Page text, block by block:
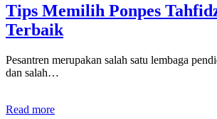
Tips Memilih Ponpes
Terbaik
Pesantren merupakan salah satu lembaga
dan salah…
Read more